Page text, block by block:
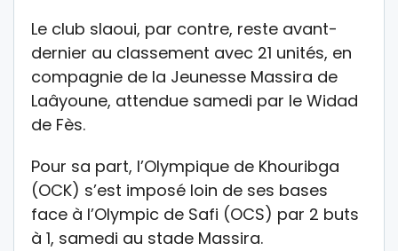
Le club slaoui, par contre, reste avant-
dernier au classement avec 21 unités, en
compagnie de la Jeunesse Massira de
Laâyoune, attendue samedi par le Widad
de Fès.
Pour sa part, l’Olympique de Khouribga
(OCK) s’est imposé loin de ses bases
face à l’Olympic de Safi (OCS) par 2 buts
à 1, samedi au stade Massira.